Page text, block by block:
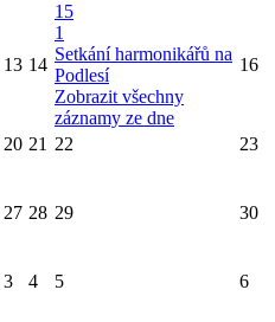
13 14
15
1
Setkání harmonikářů na
Podlesí
Zobrazit všechny
záznamy ze dne
16
20 21 22 23
27 28 29 30
3 4 5 6